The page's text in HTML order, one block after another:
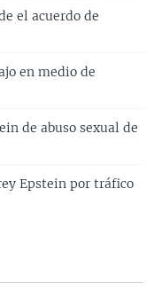
el acuerdo de
en medio de
de abuso sexual de
Epstein por tráfico